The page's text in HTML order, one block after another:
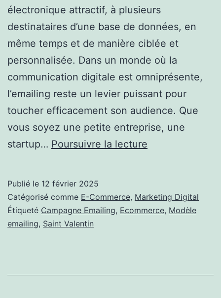
électronique attractif, à plusieurs
destinataires d’une base de données, en
même temps et de manière ciblée et
personnalisée. Dans un monde où la
communication digitale est omniprésente,
l’emailing reste un levier puissant pour
toucher efficacement son audience. Que
vous soyez une petite entreprise, une
startup… Poursuivre la lecture
campagne
d’e-
Publié le 12 février 2025
Catégorisé comme E-Commerce, Marketing Digital
Étiqueté Campagne Emailing, Ecommerce, Modèle
emailing, Saint Valentin